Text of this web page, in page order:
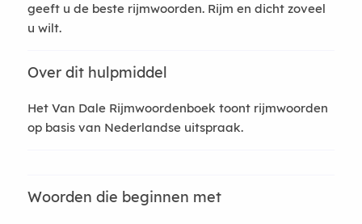
geeft u de beste rijmwoorden. Rijm en dicht zoveel
u wilt.
Over dit hulpmiddel
Het Van Dale Rijmwoordenboek toont rijmwoorden
op basis van Nederlandse uitspraak.
Woorden die beginnen met